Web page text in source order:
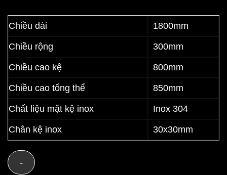
Chiều dài 1800mm
Chiều rộng 300mm
Chiều cao kệ 800mm
Chiều cao tổng thể 850mm
Chất liệu mặt kệ inox Inox 304
Chân kệ inox 30x30mm